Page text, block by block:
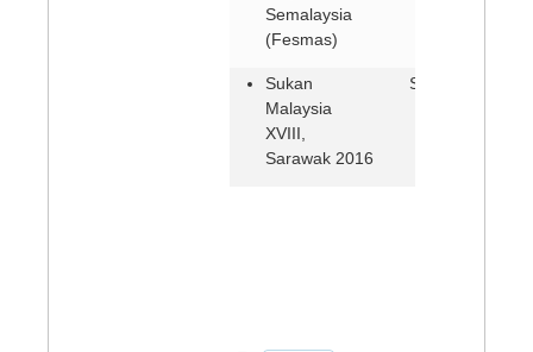
Semalaysia
(Fesmas)
Sukan
Malaysia
XVIII,
Sarawak 2016
Sarawak